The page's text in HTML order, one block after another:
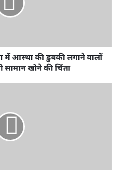
में आस्था की डुबकी लगाने वालों
सामान खोने की चिंता